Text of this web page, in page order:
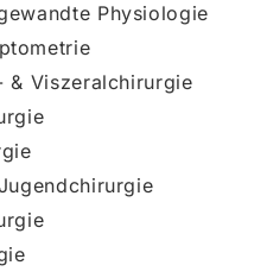
Physiologie
& Viszeralchirurgie